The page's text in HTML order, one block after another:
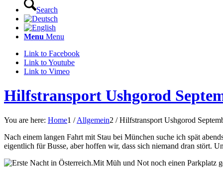
Search
Menu Menu
Link to Facebook
Link to Youtube
Link to Vimeo
Hilfstransport Ushgorod
You are here: Home1 / Allgemein2 / Hilfstransport Ushgorod
Nach einem langen Fahrt mit Stau bei München suche ich spät
eigentlich für Busse, aber hoffen wir, dass sich niemand dran stört.